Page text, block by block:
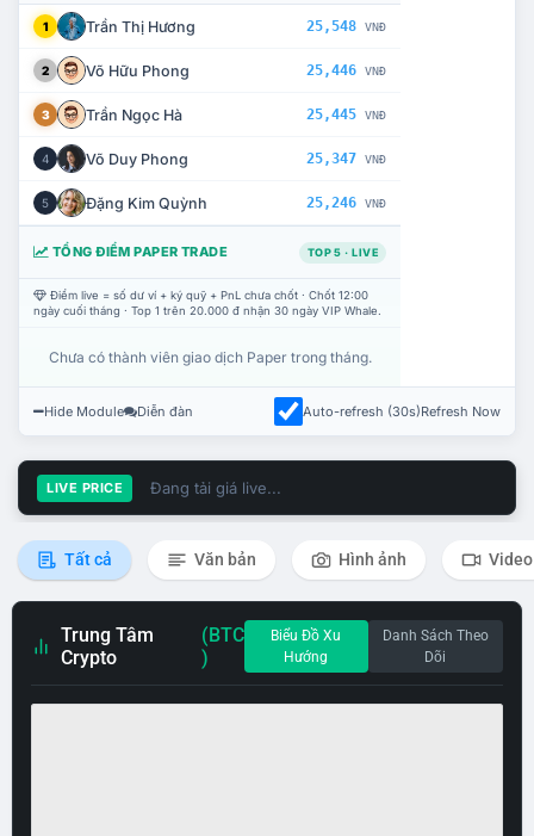
1 Trần Thị Hương 25,548 VNĐ
2 Võ Hữu Phong 25,446 VNĐ
3 Trần Ngọc Hà 25,445 VNĐ
4 Võ Duy Phong 25,347 VNĐ
5 Đặng Kim Quỳnh 25,246 VNĐ
TỔNG ĐIỂM PAPER TRADE TOP 5 · LIVE
Điểm live = số dư ví + ký quỹ + PnL chưa chốt · Chốt 12:00
ngày cuối tháng · Top 1 trên 20.000 đ nhận 30 ngày VIP Whale.
Chưa có thành viên giao dịch Paper trong tháng.
Hide Module Diễn đàn Auto-refresh (30s)Refresh Now
LIVE PRICE Đang tải giá live...
Tất cả Văn bản Hình ảnh Video
Trung Tâm
Crypto
(BTC
)
Biểu Đồ Xu
Hướng
Danh Sách Theo
Dõi